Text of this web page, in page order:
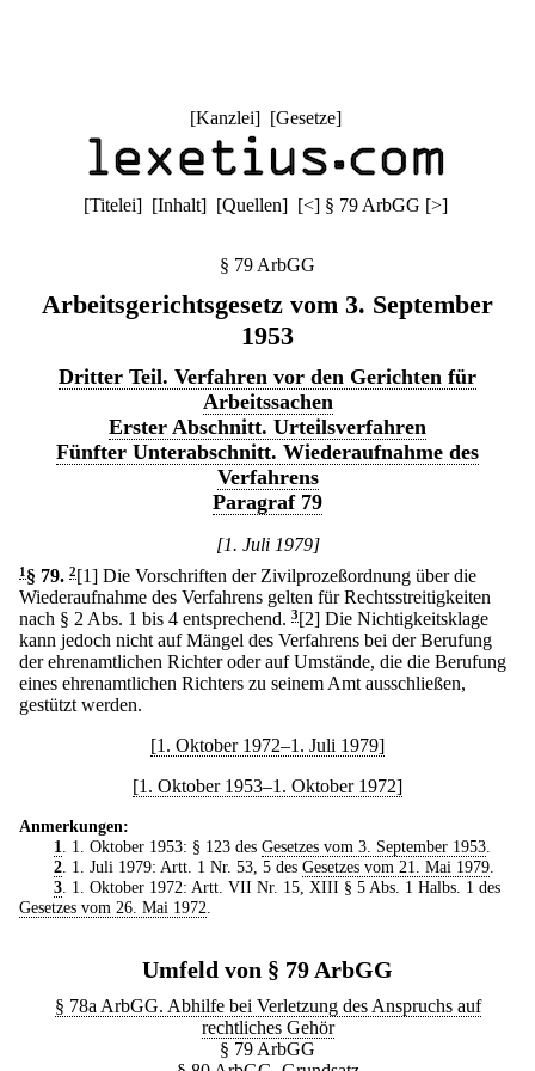
[Kanzlei] [Gesetze]
[Titelei] [Inhalt] [Quellen] [<] § 79 ArbGG [>]
§ 79 ArbGG
Arbeitsgerichtsgesetz vom 3. September
1953
Dritter Teil. Verfahren vor den Gerichten für
Arbeitssachen
Erster Abschnitt. Urteilsverfahren
Fünfter Unterabschnitt. Wiederaufnahme des
Verfahrens
Paragraf 79
[1. Juli 1979]
1 § 79. 2[1] Die Vorschriften der Zivilprozeßordnung über die
Wiederaufnahme des Verfahrens gelten für Rechtsstreitigkeiten
nach § 2 Abs. 1 bis 4 entsprechend. 3[2] Die Nichtigkeitsklage
kann jedoch nicht auf Mängel des Verfahrens bei der Berufung
der ehrenamtlichen Richter oder auf Umstände, die die Berufung
eines ehrenamtlichen Richters zu seinem Amt ausschließen,
gestützt werden.
[1. Oktober 1972–1. Juli 1979]
[1. Oktober 1953–1. Oktober 1972]
Anmerkungen:
1
. 1. Oktober 1953: § 123 des Gesetzes vom 3. September 1953.
2. 1. Juli 1979: Artt. 1 Nr. 53, 5 des Gesetzes vom 21. Mai 1979.
3. 1. Oktober 1972: Artt. VII Nr. 15, XIII § 5 Abs. 1 Halbs. 1 des
Gesetzes vom 26. Mai 1972
Umfeld von § 79 ArbGG
§ 78a ArbGG. Abhilfe bei Verletzung des Anspruchs auf
rechtliches Gehör
§ 79 ArbGG